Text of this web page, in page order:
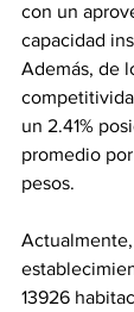
con un
capacidad
Además, de
un 2.41%
promedio
pesos.
13926